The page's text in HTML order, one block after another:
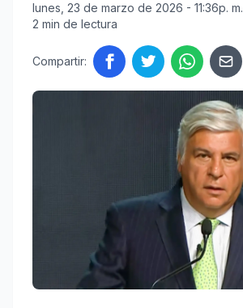
lunes, 23 de marzo de 2026 - 11:36p. m.
2 min de lectura
Compartir: